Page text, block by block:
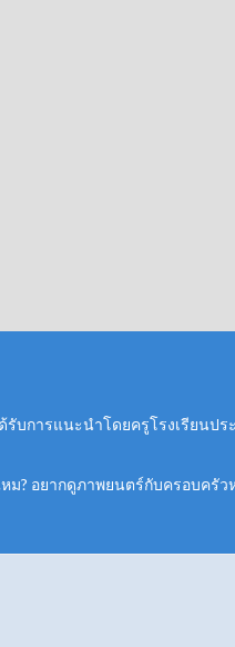
การแนะนำโดยครูโรงเรียนป
? อยากดูภาพยนตร์กับครอบครั